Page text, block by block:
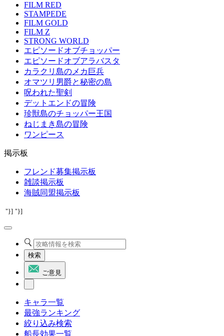
FILM RED
STAMPEDE
FILM GOLD
FILM Z
STRONG WORLD
エピソードオブチョッパー
エピソードオブアラバスタ
カラクリ島のメカ巨兵
オマツリ男爵と秘密の島
呪われた聖剣
デットエンドの冒険
珍獣島のチョッパー王国
ねじまき島の冒険
ワンピース
掲示板
フレンド募集掲示板
雑談掲示板
海賊同盟掲示板
"}] "}]
検索
ご意見
キャラ一覧
最強ランキング
絞り込み検索
船長効果一覧